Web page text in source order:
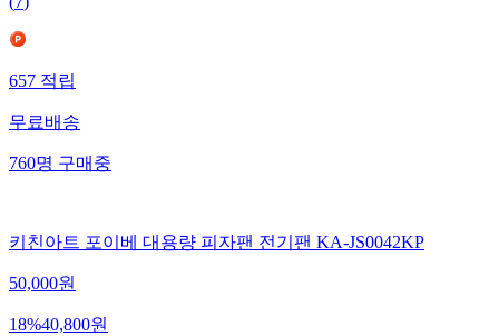
657 적립
무료배송
760명 구매중
키친아트 포이베 대용량 피자팬 전기팬 KA-JS0042KP
50,000원
18%40,800원